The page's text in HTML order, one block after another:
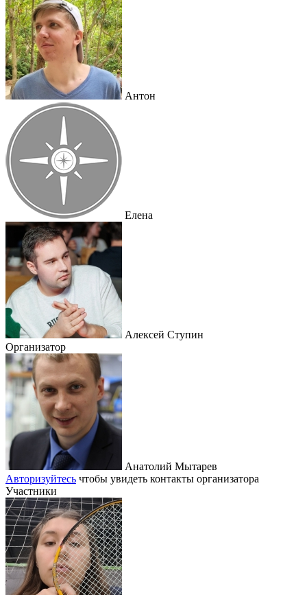
Антон
Елена
Алексей Ступин
Организатор
Анатолий Мытарев
Авторизуйтесь чтобы увидеть контакты организатора
Участники